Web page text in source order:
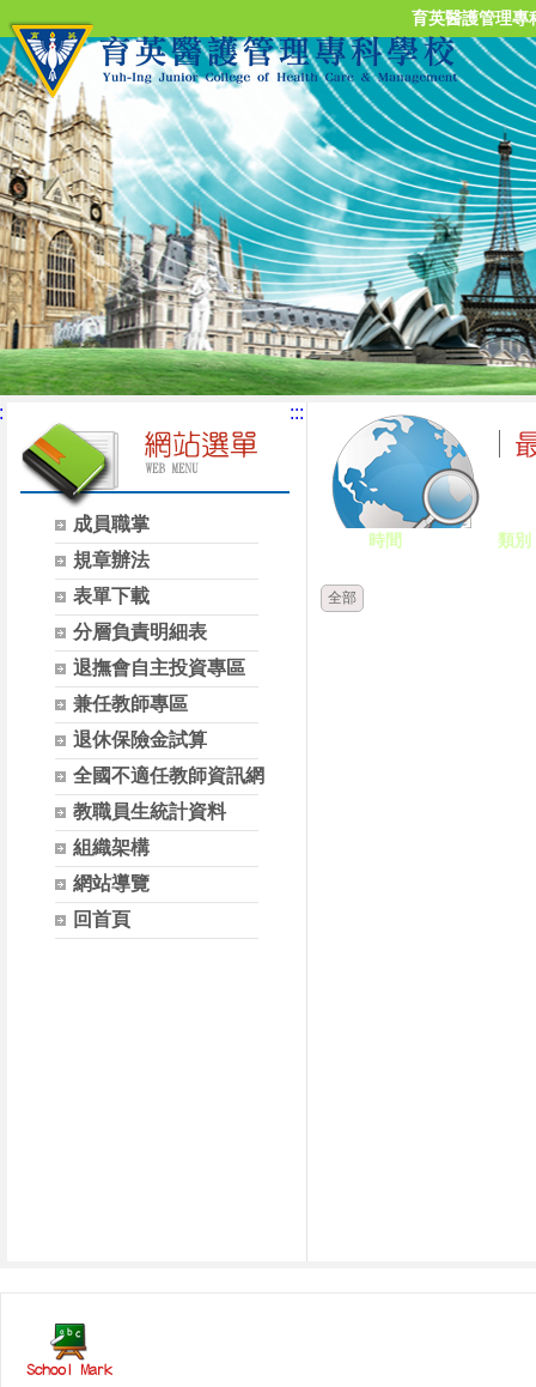
育英醫護管理專
成員職掌
規章辦法
表單下載
分層負責明細表
退撫會自主投資專區
兼任教師專區
退休保險金試算
全國不適任教師資訊網
教職員生統計資料
組織架構
網站導覽
回首頁
:::
時間 類別
全部